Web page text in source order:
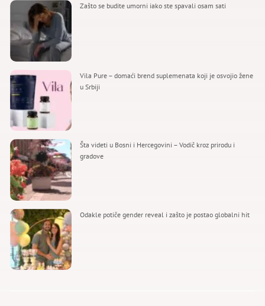
Zašto se budite umorni iako ste spavali osam sati
Vila Pure – domaći brend suplemenata koji je osvojio žene
u Srbiji
Šta videti u Bosni i Hercegovini – Vodič kroz prirodu i
gradove
Odakle potiče gender reveal i zašto je postao globalni hit